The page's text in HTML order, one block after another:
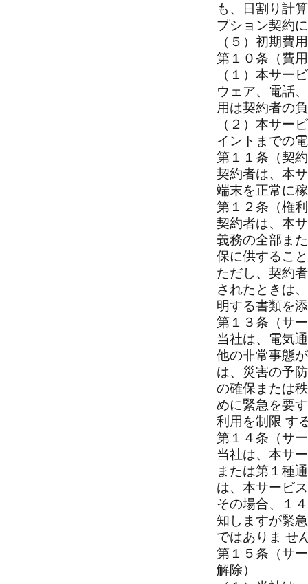
も、日割り計
プション契約
（５）初期費
第１０条（費
（１）本サー
ウェア、電話
用は契約者の
（２）本サー
イントまでの
第１１条（契
契約者は、本
端末を正常に
第１２条（権
契約者は、本
義務の全部ま
保に供するこ
ただし、契約
されたときは
明する書類を
第１３条（サ
当社は、電気
他の非常事態
は、災害の予
の確保または
めに緊急を要
利用を制限 す
第１４条（サ
当社は、本サ
または第１種
は、本サービ
その場合、１
知しますが緊
ではありま せ
第１５条（サ
解除）